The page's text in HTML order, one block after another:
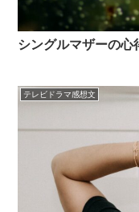
シングルマザーの心
テレビドラマ感想文